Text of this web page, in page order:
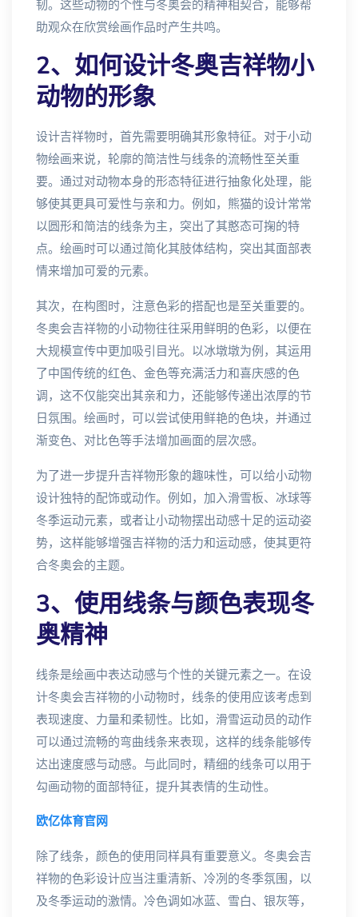
韧。这些动物的个性与冬奥会的精神相契合，能够帮
助观众在欣赏绘画作品时产生共鸣。
2、如何设计冬奥吉祥物小
动物的形象
设计吉祥物时，首先需要明确其形象特征。对于小动
物绘画来说，轮廓的简洁性与线条的流畅性至关重
要。通过对动物本身的形态特征进行抽象化处理，能
够使其更具可爱性与亲和力。例如，熊猫的设计常常
以圆形和简洁的线条为主，突出了其憨态可掬的特
点。绘画时可以通过简化其肢体结构，突出其面部表
情来增加可爱的元素。
其次，在构图时，注意色彩的搭配也是至关重要的。
冬奥会吉祥物的小动物往往采用鲜明的色彩，以便在
大规模宣传中更加吸引目光。以冰墩墩为例，其运用
了中国传统的红色、金色等充满活力和喜庆感的色
调，这不仅能突出其亲和力，还能够传递出浓厚的节
日氛围。绘画时，可以尝试使用鲜艳的色块，并通过
渐变色、对比色等手法增加画面的层次感。
为了进一步提升吉祥物形象的趣味性，可以给小动物
设计独特的配饰或动作。例如，加入滑雪板、冰球等
冬季运动元素，或者让小动物摆出动感十足的运动姿
势，这样能够增强吉祥物的活力和运动感，使其更符
合冬奥会的主题。
3、使用线条与颜色表现冬
奥精神
线条是绘画中表达动感与个性的关键元素之一。在设
计冬奥会吉祥物的小动物时，线条的使用应该考虑到
表现速度、力量和柔韧性。比如，滑雪运动员的动作
可以通过流畅的弯曲线条来表现，这样的线条能够传
达出速度感与动感。与此同时，精细的线条可以用于
勾画动物的面部特征，提升其表情的生动性。
欧亿体育官网
除了线条，颜色的使用同样具有重要意义。冬奥会吉
祥物的色彩设计应当注重清新、冷冽的冬季氛围，以
及冬季运动的激情。冷色调如冰蓝、雪白、银灰等，